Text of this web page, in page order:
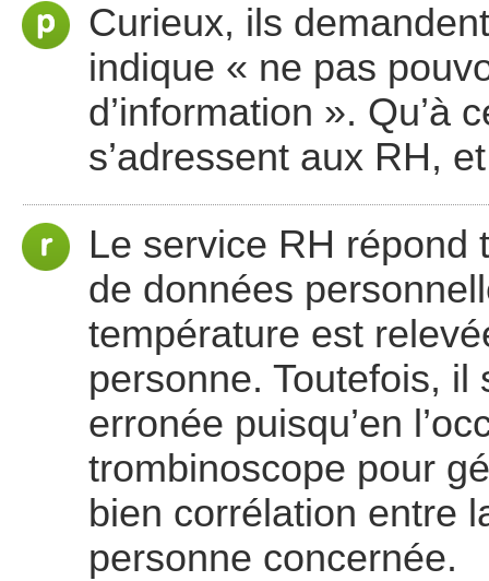
Curieux, ils
indique « ne pas
d’information ». Qu’à
s’adressent aux RH,
Le service RH répond
de données
température est
personne. Toutefois, il
erronée puisqu’en
trombinoscope pour
bien corrélation entre
personne concernée.